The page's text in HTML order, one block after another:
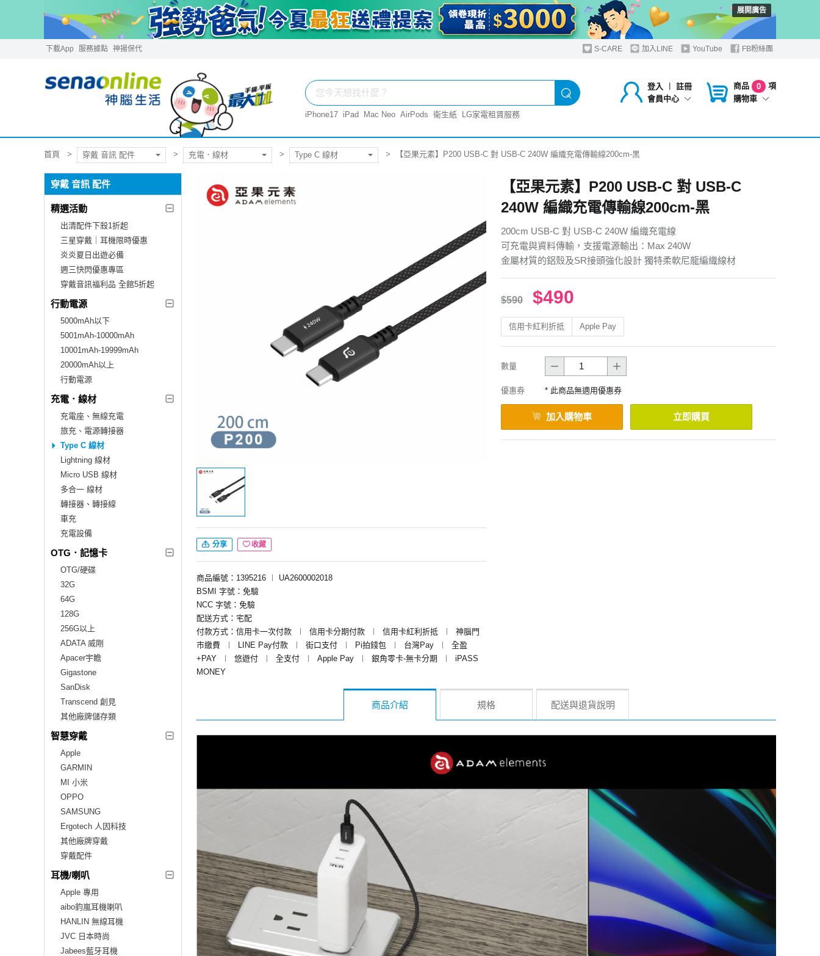
展開廣告
下載App 服務據點 神揚保代 S-CARE 加入LINE YouTube FB粉絲團
登入 ︱
註冊
會員中心
商品 0
項
購物車
iPhone17 iPad Mac Neo AirPods 衛生紙 LG家電租賃服務
首頁 穿戴 音訊 配件 充電．線材 Type C 線材 【亞果元素】P200 USB-C 對 USB-C 240W 編織充電傳輸線200cm-黑
穿戴 音訊 配件
精選活動
出清配件下殺1折起
三星穿戴｜耳機限時優惠
炎炎夏日出遊必備
週三快閃優惠專區
穿戴音訊福利品 全館5折起
行動電源
5000mAh以下
5001mAh-10000mAh
10001mAh-19999mAh
20000mAh以上
行動電源
充電．線材
充電座、無線充電
旅充、電源轉接器
Type C 線材
Lightning 線材
Micro USB 線材
多合一 線材
轉接器、轉接線
車充
充電設備
OTG．記憶卡
OTG/硬碟
32G
64G
128G
256G以上
ADATA 威剛
Apacer宇瞻
Gigastone
SanDisk
Transcend 創見
其他廠牌儲存類
智慧穿戴
Apple
GARMIN
MI 小米
OPPO
SAMSUNG
Ergotech 人因科技
其他廠牌穿戴
穿戴配件
耳機/喇叭
Apple 專用
aibo鈞嵐耳機喇叭
HANLIN 無線耳機
JVC 日本時尚
Jabees藍牙耳機
分享 收藏
商品編號：1395216 ︱
UA2600002018
BSMI 字號：免驗
NCC 字號：免驗
配送方式：宅配
付款方式：信用卡一次付款
︱ 信用卡分期付款 ︱ 信用卡紅利折抵 ︱
神腦門
市繳費
︱ LINE Pay付款 ︱ 街口支付 ︱ Pi拍錢包 ︱ 台灣Pay ︱
全盈
+PAY
︱ 悠遊付 ︱ 全支付 ︱ Apple Pay ︱ 銀角零卡-無卡分期 ︱
iPASS
MONEY
【亞果元素】P200 USB-C 對 USB-C
240W 編織充電傳輸線200cm-黑
200cm USB-C 對 USB-C 240W 編織充電線
可充電與資料傳輸，支援電源輸出：Max 240W
金屬材質的鋁殼及SR接頭強化設計 獨特柔軟尼龍編織線材
$590 $490
信用卡紅利折抵 Apple Pay
數量
優惠券 * 此商品無適用優惠券
加入購物車 立即購買
商品介紹 規格 配送與退貨說明